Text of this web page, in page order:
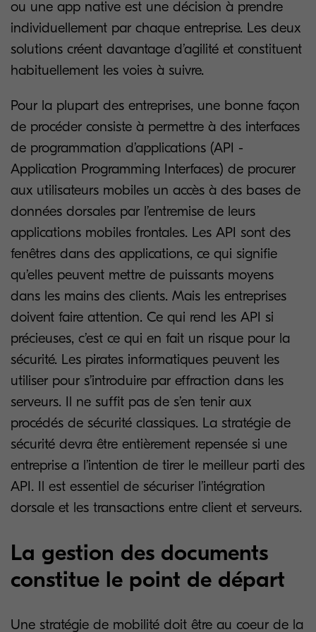
ou une app native est une décision à prendre
individuellement par chaque entreprise. Les deux
solutions créent davantage d’agilité et constituent
habituellement les voies à suivre.
Pour la plupart des entreprises, une bonne façon
de procéder consiste à permettre à des interfaces
de programmation d’applications (API -
Application Programming Interfaces) de procurer
aux utilisateurs mobiles un accès à des bases de
données dorsales par l’entremise de leurs
applications mobiles frontales. Les API sont des
fenêtres dans des applications, ce qui signifie
qu’elles peuvent mettre de puissants moyens
dans les mains des clients. Mais les entreprises
doivent faire attention. Ce qui rend les API si
précieuses, c’est ce qui en fait un risque pour la
sécurité. Les pirates informatiques peuvent les
utiliser pour s’introduire par effraction dans les
serveurs. Il ne suffit pas de s’en tenir aux
procédés de sécurité classiques. La stratégie de
sécurité devra être entièrement repensée si une
entreprise a l’intention de tirer le meilleur parti des
API. Il est essentiel de sécuriser l’intégration
dorsale et les transactions entre client et serveurs.
La gestion des documents
constitue le point de départ
Une stratégie de mobilité doit être au coeur de la